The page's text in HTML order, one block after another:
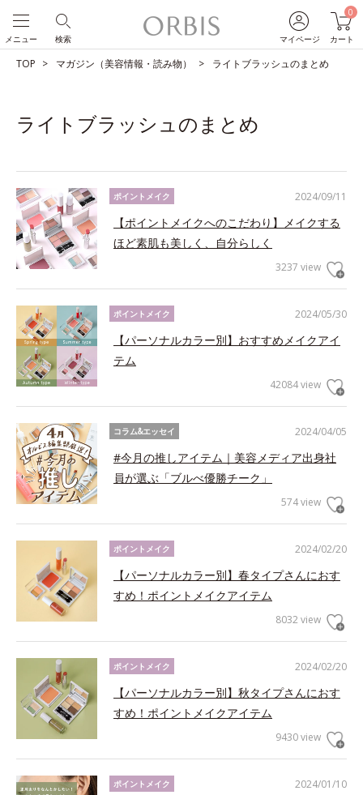
マイページ
0
カート
検索
メニュー
TOP マガジン（美容情報・読み物） ライトブラッシュのまとめ
ライトブラッシュのまとめ
2024/09/11
ポイントメイク
【ポイントメイクへのこだわり】メイクする
ほど素肌も美しく、自分らしく
3237 view
2024/05/30
ポイントメイク
【パーソナルカラー別】おすすめメイクアイ
テム
42084 view
2024/04/05
コラム&エッセイ
#今月の推しアイテム｜美容メディア出身社
員が選ぶ「ブルべ優勝チーク」
574 view
2024/02/20
ポイントメイク
【パーソナルカラー別】春タイプさんにおす
すめ！ポイントメイクアイテム
8032 view
2024/02/20
ポイントメイク
【パーソナルカラー別】秋タイプさんにおす
すめ！ポイントメイクアイテム
9430 view
2024/01/10
ポイントメイク